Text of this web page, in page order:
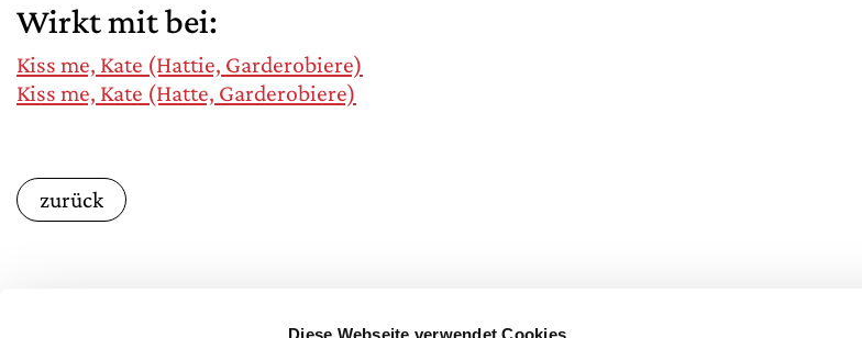
Diese Webseite verwendet Cookies
Wirkt mit bei:
Kiss me, Kate (Hattie, Garderobiere)
Kiss me, Kate (Hatte, Garderobiere)
zurück